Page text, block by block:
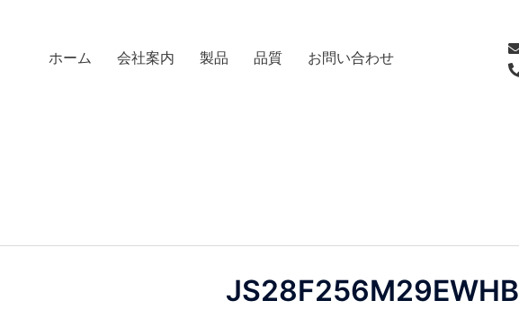
ホーム 会社案内 製品 品質 お問い合わせ
JS28F256M29EWHB